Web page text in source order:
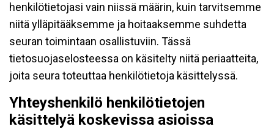
henkilötietojasi vain niissä määrin, kuin tarvitsemme
niitä ylläpitääksemme ja hoitaaksemme suhdetta
seuran toimintaan osallistuviin. Tässä
tietosuojaselosteessa on käsitelty niitä periaatteita,
joita seura toteuttaa henkilötietoja käsittelyssä.
Yhteyshenkilö henkilötietojen
käsittelyä koskevissa asioissa